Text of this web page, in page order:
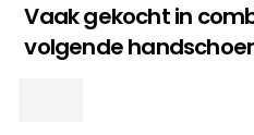
Vaak gekocht in
volgende